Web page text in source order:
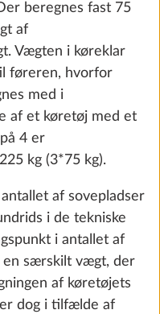
information about
by clicking on
og
og queen
6.904 kr.
beregnes fast 75
af
Vægten i køreklar
føreren, hvorfor
med i
af et køretøj med et
4 er
kg (3*75 kg).
af sovepladser
i de tekniske
i antallet af
en særskilt vægt, der
af køretøjets
dog i tilfælde af